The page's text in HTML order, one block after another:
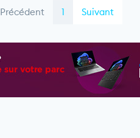
Précédent 1 Suivant